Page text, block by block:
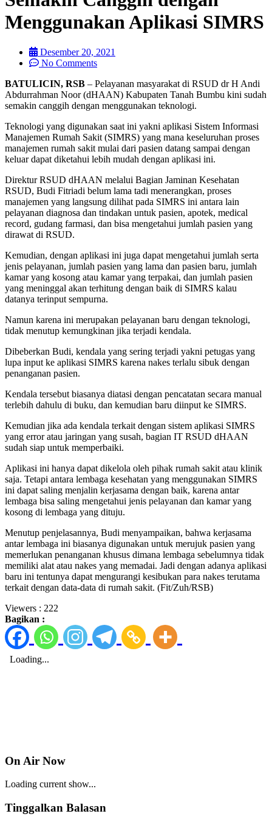
Menggunakan Aplikasi SIMRS
Desember 20, 2021
No Comments
BATULICIN, RSB – Pelayanan masyarakat di RSUD dr H Andi
Abdurrahman Noor (dHAAN) Kabupaten Tanah Bumbu kini sudah
semakin canggih dengan menggunakan teknologi.
Teknologi yang digunakan saat ini yakni aplikasi Sistem Informasi
Manajemen Rumah Sakit (SIMRS) yang mana keseluruhan proses
manajemen rumah sakit mulai dari pasien datang sampai dengan
keluar dapat diketahui lebih mudah dengan aplikasi ini.
Direktur RSUD dHAAN melalui Bagian Jaminan Kesehatan
RSUD, Budi Fitriadi belum lama tadi menerangkan, proses
manajemen yang langsung dilihat pada SIMRS ini antara lain
pelayanan diagnosa dan tindakan untuk pasien, apotek, medical
record, gudang farmasi, dan bisa mengetahui jumlah pasien yang
dirawat di RSUD.
Kemudian, dengan aplikasi ini juga dapat mengetahui jumlah serta
jenis pelayanan, jumlah pasien yang lama dan pasien baru, jumlah
kamar yang kosong atau kamar yang terpakai, dan jumlah pasien
yang meninggal akan terhitung dengan baik di SIMRS kalau
datanya terinput sempurna.
Namun karena ini merupakan pelayanan baru dengan teknologi,
tidak menutup kemungkinan jika terjadi kendala.
Dibeberkan Budi, kendala yang sering terjadi yakni petugas yang
lupa input ke aplikasi SIMRS karena nakes terlalu sibuk dengan
penanganan pasien.
Kendala tersebut biasanya diatasi dengan pencatatan secara manual
terlebih dahulu di buku, dan kemudian baru diinput ke SIMRS.
Kemudian jika ada kendala terkait dengan sistem aplikasi SIMRS
yang error atau jaringan yang susah, bagian IT RSUD dHAAN
sudah siap untuk memperbaiki.
Aplikasi ini hanya dapat dikelola oleh pihak rumah sakit atau klinik
saja. Tetapi antara lembaga kesehatan yang menggunakan SIMRS
ini dapat saling menjalin kerjasama dengan baik, karena antar
lembaga bisa saling mengetahui jenis pelayanan dan kamar yang
kosong di lembaga yang dituju.
Menutup penjelasannya, Budi menyampaikan, bahwa kerjasama
antar lembaga ini biasanya digunakan untuk merujuk pasien yang
memerlukan penanganan khusus dimana lembaga sebelumnya tidak
memiliki alat atau nakes yang memadai. Jadi dengan adanya aplikasi
baru ini tentunya dapat mengurangi kesibukan para nakes terutama
terkait dengan data-data di rumah sakit. (Fit/Zuh/RSB)
Viewers : 222
Bagikan :
On Air Now
Loading current show...
Tinggalkan Balasan